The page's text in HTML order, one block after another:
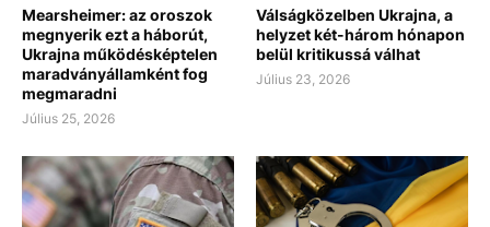
Mearsheimer: az oroszok
megnyerik ezt a háborút,
Ukrajna működésképtelen
maradványállamként fog
megmaradni
Július 25, 2026
Válságközelben Ukrajna, a
helyzet két-három hónapon
belül kritikussá válhat
Július 23, 2026